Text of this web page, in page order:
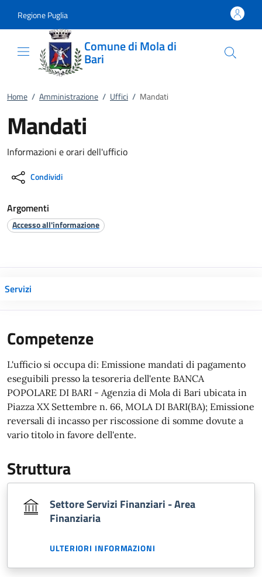
Regione Puglia
Comune di Mola di
Bari
Home / Amministrazione / Uffici / Mandati
Mandati
Informazioni e orari dell'ufficio
Condividi
Argomenti
Accesso all'informazione
Servizi
Competenze
L'ufficio si occupa di: Emissione mandati di pagamento
eseguibili presso la tesoreria dell'ente BANCA
POPOLARE DI BARI - Agenzia di Mola di Bari ubicata in
Piazza XX Settembre n. 66, MOLA DI BARI(BA); Emissione
reversali di incasso per riscossione di somme dovute a
vario titolo in favore dell'ente.
Struttura
Settore Servizi Finanziari - Area
Finanziaria
ULTERIORI INFORMAZIONI